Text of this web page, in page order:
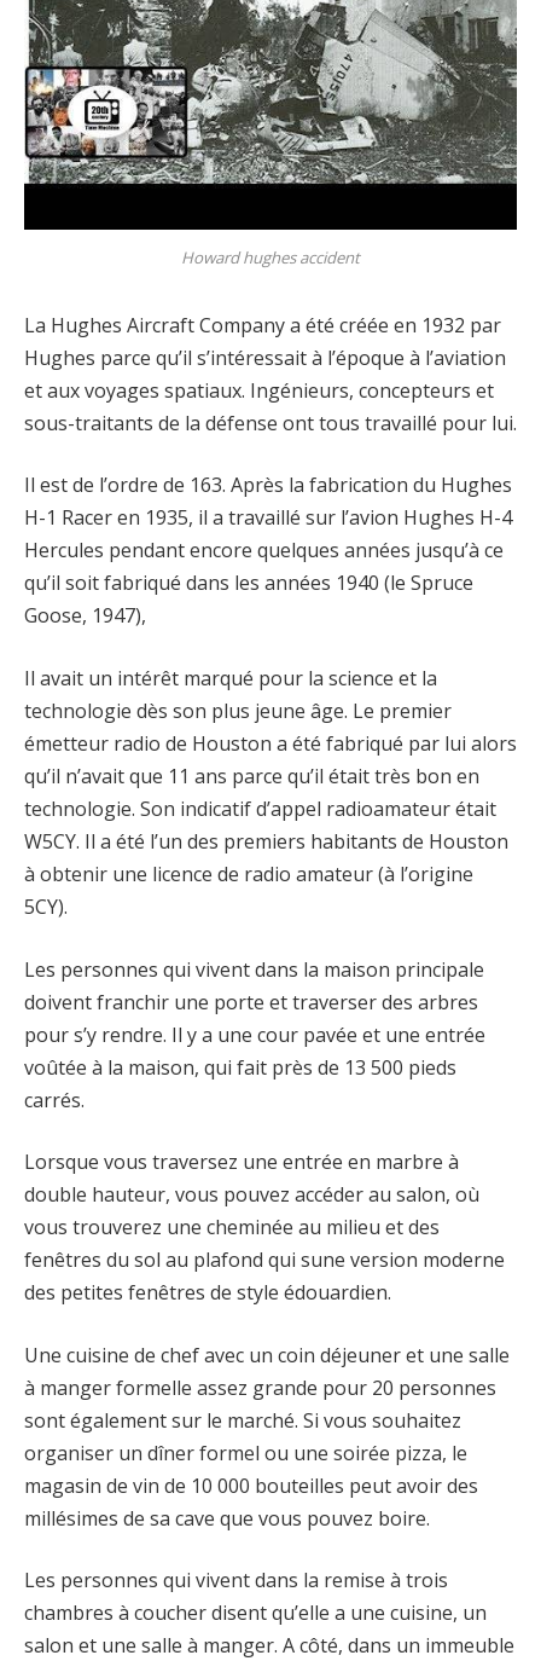
Howard hughes accident
La Hughes Aircraft Company a été créée en 1932 par
Hughes parce qu’il s’intéressait à l’époque à l’aviation
et aux voyages spatiaux. Ingénieurs, concepteurs et
sous-traitants de la défense ont tous travaillé pour lui.
Il est de l’ordre de 163. Après la fabrication du Hughes
H-1 Racer en 1935, il a travaillé sur l’avion Hughes H-4
Hercules pendant encore quelques années jusqu’à ce
qu’il soit fabriqué dans les années 1940 (le Spruce
Goose, 1947),
Il avait un intérêt marqué pour la science et la
technologie dès son plus jeune âge. Le premier
émetteur radio de Houston a été fabriqué par lui alors
qu’il n’avait que 11 ans parce qu’il était très bon en
technologie. Son indicatif d’appel radioamateur était
W5CY. Il a été l’un des premiers habitants de Houston
à obtenir une licence de radio amateur (à l’origine
5CY).
Les personnes qui vivent dans la maison principale
doivent franchir une porte et traverser des arbres
pour s’y rendre. Il y a une cour pavée et une entrée
voûtée à la maison, qui fait près de 13 500 pieds
carrés.
Lorsque vous traversez une entrée en marbre à
double hauteur, vous pouvez accéder au salon, où
vous trouverez une cheminée au milieu et des
fenêtres du sol au plafond qui sune version moderne
des petites fenêtres de style édouardien.
Une cuisine de chef avec un coin déjeuner et une salle
à manger formelle assez grande pour 20 personnes
sont également sur le marché. Si vous souhaitez
organiser un dîner formel ou une soirée pizza, le
magasin de vin de 10 000 bouteilles peut avoir des
millésimes de sa cave que vous pouvez boire.
Les personnes qui vivent dans la remise à trois
chambres à coucher disent qu’elle a une cuisine, un
salon et une salle à manger. A côté, dans un immeuble